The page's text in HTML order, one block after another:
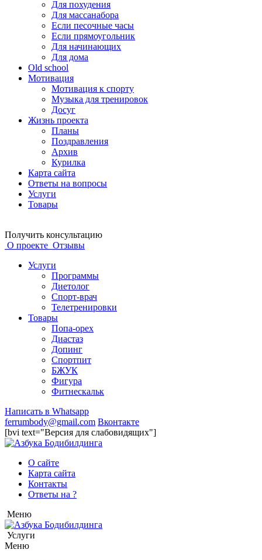
Для похудения
Для массанабора
Если песочные часы
Если прямоугольник
Для начинающих
Для дома
Old school
Мотивация
Мотивация к спорту
Музыка для тренировок
Досуг
Жизнь проекта
Планы
Поздравления
Архив
Курилка
Карта сайта
Ответы на вопросы
Услуги
Товары
Получить консультацию
О проекте Отзывы
Услуги
Программы
Диетолог
Спорт-врач
Телетренировки
Товары
Попа-орех
Диастаз
Допинг
Спортпит
БЖУК
Фигура
Фитнескальк
Написать в Whatsapp
ferrumbody@gmail.com Вконтакте
[bvi text="Версия для слабовидящих"]
О сайте
Карта сайта
Контакты
Ответы на ?
Меню
Услуги
Меню